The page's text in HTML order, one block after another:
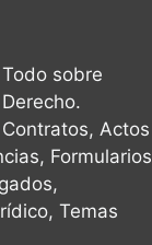
Todo sobre
Derecho.
Contratos, Actos
Formularios
Temas